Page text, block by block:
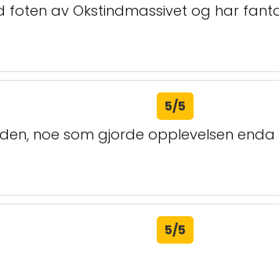
foten av Okstindmassivet og har
5/5
noe som gjorde opplevelsen enda
5/5